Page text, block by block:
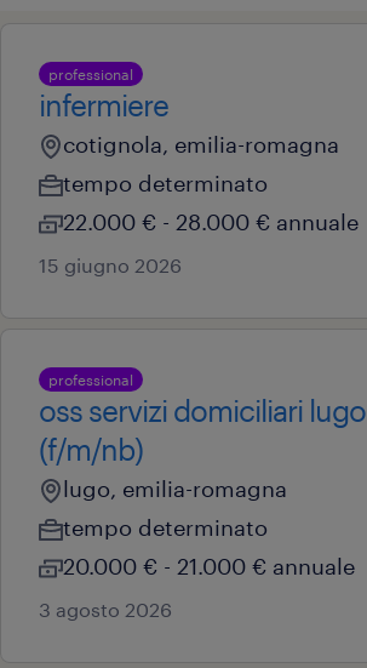
professional
infermiere
cotignola, emilia-romagna
tempo determinato
22.000 € - 28.000 € annuale
15 giugno 2026
professional
oss servizi domiciliari lugo
(f/m/nb)
lugo, emilia-romagna
tempo determinato
20.000 € - 21.000 € annuale
3 agosto 2026